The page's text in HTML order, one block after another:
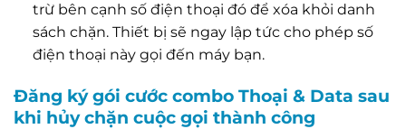
trừ bên cạnh số điện thoại đó để xóa khỏi danh
sách chặn. Thiết bị sẽ ngay lập tức cho phép số
điện thoại này gọi đến máy bạn.
Đăng ký gói cước combo Thoại & Data sau
khi hủy chặn cuộc gọi thành công